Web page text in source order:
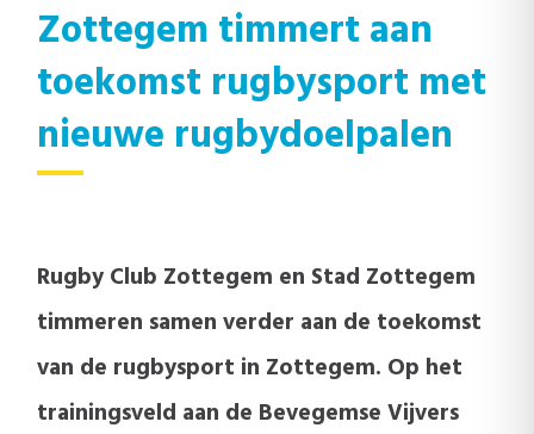
Zottegem timmert aan
toekomst rugbysport met
nieuwe rugbydoelpalen
Rugby Club Zottegem en Stad Zottegem
timmeren samen verder aan de toekomst
van de rugbysport in Zottegem. Op het
trainingsveld aan de Bevegemse Vijvers